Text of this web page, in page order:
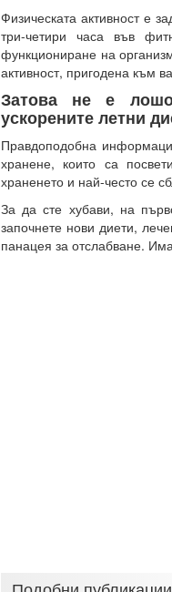
Физическата активност е
три-четири часа във
функциониране на
активност, пригодена към
Затова не е
ускорените летни
Правдоподобна
хранене, които са
храненето и най-често се
За да сте хубави, на
започнете нови диети,
панацея за отслабване.